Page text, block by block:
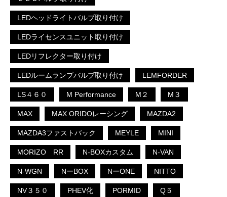
LEDヘッドライトバルブ取り付け
LEDライセンスユニット取り付け
LEDリフレクター取り付け
LEDルームランプバルブ取り付け LEMFORDER
LS４６０ M Performance M２ M３
MAX MAX ORIDOレーシング MAZDA2
MAZDA3ファストバック MEYLE MINI
MORIZO RR N-BOXカスタム N-VAN
N-WGN NーBOX NーONE NITTO
NV３５０ PHEV化 PORMID Q５